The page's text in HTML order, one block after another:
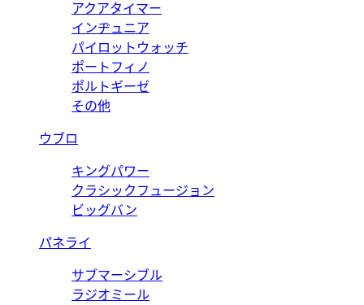
アクアタイマー
インヂュニア
パイロットウォッチ
ポートフィノ
ポルトギーゼ
その他
ウブロ
キングパワー
クラシックフュージョン
ビッグバン
パネライ
サブマーシブル
ラジオミール